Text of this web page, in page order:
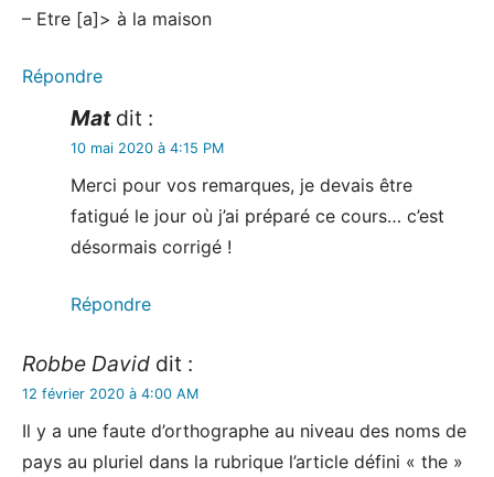
– Etre [a]> à la maison
Répondre
Mat dit :
10 mai 2020 à 4:15 PM
Merci pour vos remarques, je devais être
fatigué le jour où j’ai préparé ce cours… c’est
désormais corrigé !
Répondre
Robbe David dit :
12 février 2020 à 4:00 AM
Il y a une faute d’orthographe au niveau des noms de
pays au pluriel dans la rubrique l’article défini « the »